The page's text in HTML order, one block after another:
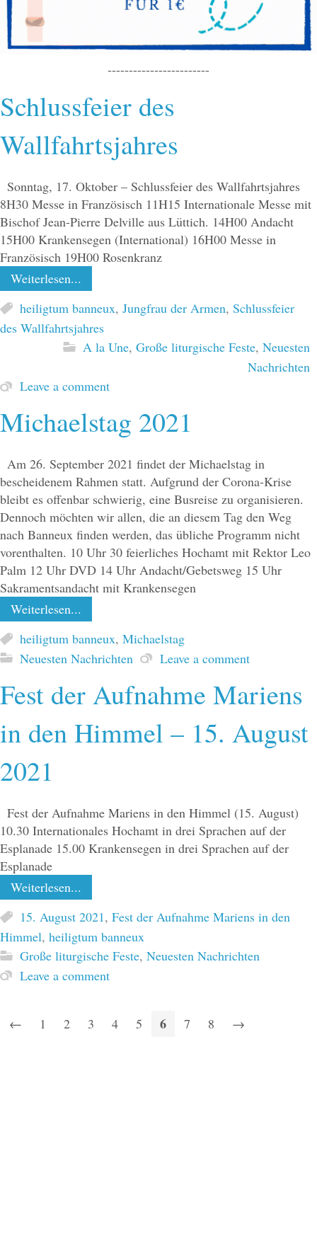
------------------------
Schlussfeier des
Wallfahrtsjahres
Sonntag, 17. Oktober – Schlussfeier des Wallfahrtsjahres
8H30 Messe in Französisch 11H15 Internationale Messe mit
Bischof Jean-Pierre Delville aus Lüttich. 14H00 Andacht
15H00 Krankensegen (International) 16H00 Messe in
Französisch 19H00 Rosenkranz
Weiterlesen...
heiligtum banneux, Jungfrau der Armen, Schlussfeier
des Wallfahrtsjahres
A la Une, Große liturgische Feste, Neuesten
Nachrichten
Leave a comment
Michaelstag 2021
Am 26. September 2021 findet der Michaelstag in
bescheidenem Rahmen statt. Aufgrund der Corona-Krise
bleibt es offenbar schwierig, eine Busreise zu organisieren.
Dennoch möchten wir allen, die an diesem Tag den Weg
nach Banneux finden werden, das übliche Programm nicht
vorenthalten. 10 Uhr 30 feierliches Hochamt mit Rektor Leo
Palm 12 Uhr DVD 14 Uhr Andacht/Gebetsweg 15 Uhr
Sakramentsandacht mit Krankensegen
Weiterlesen...
heiligtum banneux, Michaelstag
Neuesten Nachrichten
Leave a comment
Fest der Aufnahme Mariens
in den Himmel – 15. August
2021
Fest der Aufnahme Mariens in den Himmel (15. August)
10.30 Internationales Hochamt in drei Sprachen auf der
Esplanade 15.00 Krankensegen in drei Sprachen auf der
Esplanade
Weiterlesen...
15. August 2021, Fest der Aufnahme Mariens in den
Himmel, heiligtum banneux
Große liturgische Feste, Neuesten Nachrichten
Leave a comment
← 1 2 3 4 5 6 7 8 →